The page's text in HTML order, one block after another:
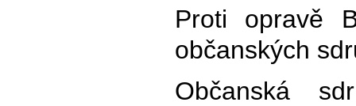
Proti opravě
občanských
Občanská